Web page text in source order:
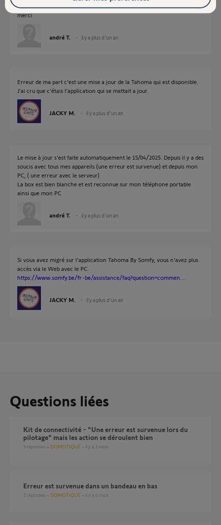
pas sur PLAYSTORE.
merci
andré T. il y a plus d'un an
Erreur de ma part c'est une mise a jour de la Tahoma qui est disponible.
J'ai cru que c'étais l'application qui se mettait a jour.
JACKY M. il y a plus d'un an
Le mise à jour s'est faite automatiquement le 15/04/2025. Depuis il y a des
soucis avec tous mes appareils (une erreur est survenue) et depuis mon
PC, ( une erreur avec le serveur)
La box est bien blanche et est reconnue sur mon téléphone portable
ainsi que mon PC
andré T. il y a plus d'un an
Si vous avez migré sur l'application Tahoma By Somfy, vous n'avez plus
accès via le Web avec le PC.
https://www.somfy.be/fr-be/assistance/faq?question=commen...
JACKY M. il y a plus d'un an
Questions liées
Kit de connectivité - "Une erreur est survenue lors du
pilotage" mais les action se déroulent bien
5 réponses DOMOTIQUE il y a 2 mois
Erreur est survenue dans un bandeau en bas
2 réponses DOMOTIQUE il y a 4 mois